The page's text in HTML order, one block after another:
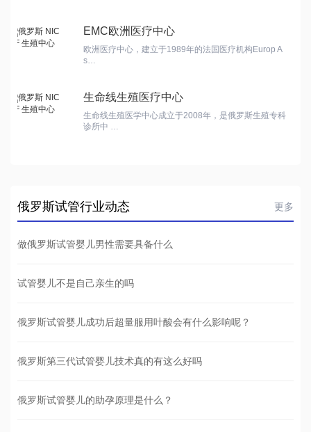
EMC欧洲医疗中心
欧洲医疗中心，建立于1989年的法国医疗机构Europ A
s…
生命线生殖医疗中心
生命线生殖医学中心成立于2008年，是俄罗斯生殖专科
诊所中 …
俄罗斯试管行业动态 更多
做俄罗斯试管婴儿男性需要具备什么
试管婴儿不是自己亲生的吗
俄罗斯试管婴儿成功后超量服用叶酸会有什么影响呢？
俄罗斯第三代试管婴儿技术真的有这么好吗
俄罗斯试管婴儿的助孕原理是什么？